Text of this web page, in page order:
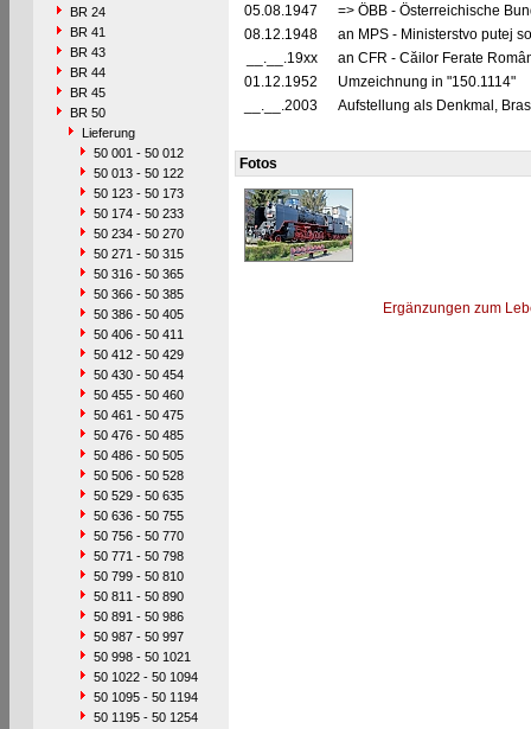
BR 24
BR 41
BR 43
BR 44
BR 45
BR 50
Lieferung
50 001 - 50 012
50 013 - 50 122
50 123 - 50 173
50 174 - 50 233
50 234 - 50 270
50 271 - 50 315
50 316 - 50 365
50 366 - 50 385
50 386 - 50 405
50 406 - 50 411
50 412 - 50 429
50 430 - 50 454
50 455 - 50 460
50 461 - 50 475
50 476 - 50 485
50 486 - 50 505
50 506 - 50 528
50 529 - 50 635
50 636 - 50 755
50 756 - 50 770
50 771 - 50 798
50 799 - 50 810
50 811 - 50 890
50 891 - 50 986
50 987 - 50 997
50 998 - 50 1021
50 1022 - 50 1094
50 1095 - 50 1194
50 1195 - 50 1254
05.08.1947
=> ÖBB - Österreichische
08.12.1948
an MPS - Ministerstvo putej
__.__.19xx
an CFR - Căilor Ferate
01.12.1952
Umzeichnung in "150.1114"
__.__.2003
Aufstellung als Denkmal,
Fotos
Ergänzungen zum